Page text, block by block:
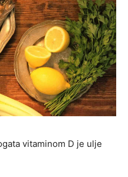
vitaminom D je ulje